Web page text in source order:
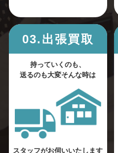
03.出張買取
持っていくのも、
送るのも大変そんな時は
スタッフがお伺いいたします